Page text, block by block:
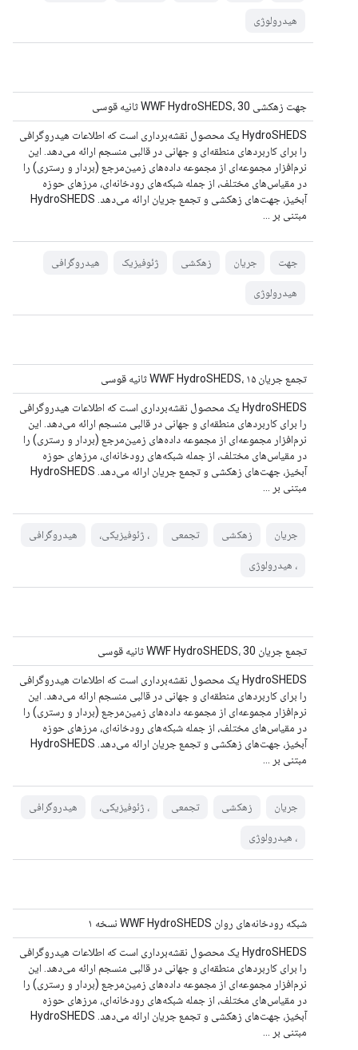
هیدرولوژی
جهت زهکشی WWF HydroSHEDS، 30 ثانیه قوسی
HydroSHEDS یک محصول نقشه‌برداری است که اطلاعات هیدروگرافی
را برای کاربردهای منطقه‌ای و جهانی در قالبی منسجم ارائه می‌دهد. این
نرم‌افزار مجموعه‌ای از مجموعه داده‌های زمین‌مرجع (بردار و رستری) را
در مقیاس‌های مختلف، از جمله شبکه‌های رودخانه‌ای، مرزهای حوزه
آبخیز، جهت‌های زهکشی و تجمع جریان ارائه می‌دهد. HydroSHEDS
مبتنی بر ...
جهت جریان زهکشی ژئوفیزیک هیدروگرافی
هیدرولوژی
تجمع جریان WWF HydroSHEDS، ۱۵ ثانیه قوسی
HydroSHEDS یک محصول نقشه‌برداری است که اطلاعات هیدروگرافی
را برای کاربردهای منطقه‌ای و جهانی در قالبی منسجم ارائه می‌دهد. این
نرم‌افزار مجموعه‌ای از مجموعه داده‌های زمین‌مرجع (بردار و رستری) را
در مقیاس‌های مختلف، از جمله شبکه‌های رودخانه‌ای، مرزهای حوزه
آبخیز، جهت‌های زهکشی و تجمع جریان ارائه می‌دهد. HydroSHEDS
مبتنی بر ...
جریان زهکشی تجمعی ، ژئوفیزیکی، هیدروگرافی
، هیدرولوژی
تجمع جریان WWF HydroSHEDS، 30 ثانیه قوسی
HydroSHEDS یک محصول نقشه‌برداری است که اطلاعات هیدروگرافی
را برای کاربردهای منطقه‌ای و جهانی در قالبی منسجم ارائه می‌دهد. این
نرم‌افزار مجموعه‌ای از مجموعه داده‌های زمین‌مرجع (بردار و رستری) را
در مقیاس‌های مختلف، از جمله شبکه‌های رودخانه‌ای، مرزهای حوزه
آبخیز، جهت‌های زهکشی و تجمع جریان ارائه می‌دهد. HydroSHEDS
مبتنی بر ...
جریان زهکشی تجمعی ، ژئوفیزیکی، هیدروگرافی
، هیدرولوژی
شبکه رودخانه‌های روان WWF HydroSHEDS نسخه ۱
HydroSHEDS یک محصول نقشه‌برداری است که اطلاعات هیدروگرافی
را برای کاربردهای منطقه‌ای و جهانی در قالبی منسجم ارائه می‌دهد. این
نرم‌افزار مجموعه‌ای از مجموعه داده‌های زمین‌مرجع (بردار و رستری) را
در مقیاس‌های مختلف، از جمله شبکه‌های رودخانه‌ای، مرزهای حوزه
آبخیز، جهت‌های زهکشی و تجمع جریان ارائه می‌دهد. HydroSHEDS
مبتنی بر ...